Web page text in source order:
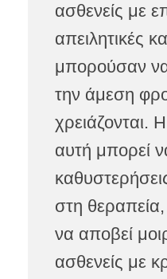
ασθενείς με
απειλητικές
μπορούσαν
την άμεση
χρειάζονται.
αυτή μπορεί
στη
να αποβεί
ασθενείς με